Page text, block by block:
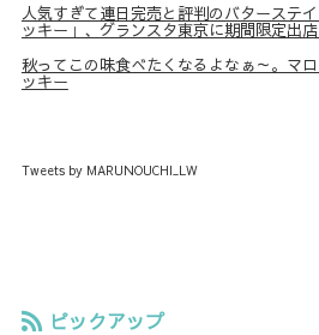
人気すぎて連日完売と評判のバターステ
ッキー」、グランスタ東京に期間限定出店
秋ってこの味食べたくなるよなぁ～。マ
ッキー
Tweets by MARUNOUCHI_LW
ピックアップ